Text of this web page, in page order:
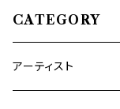
CATEGORY
アーティスト